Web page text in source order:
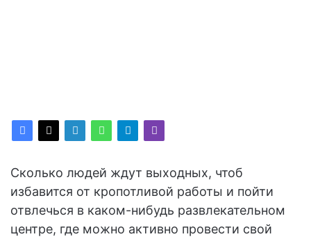
Сколько людей ждут выходных, чтоб
избавится от кропотливой работы и пойти
отвлечься в каком-нибудь развлекательном
центре, где можно активно провести свой